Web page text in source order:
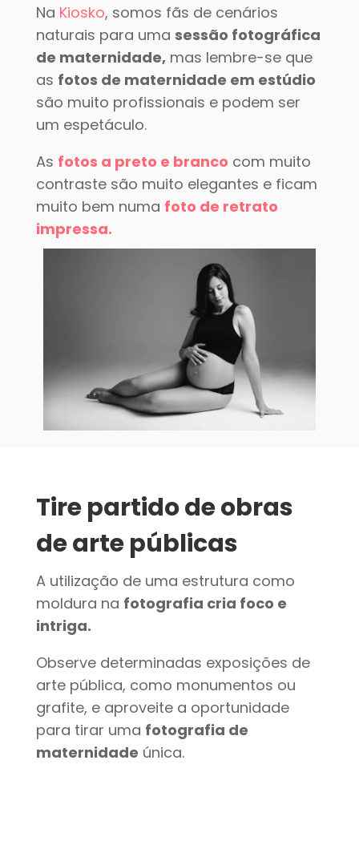
Na Kiosko, somos fãs de cenários
naturais para uma sessão fotográfica
de maternidade,mas lembre-se que
as fotos de maternidade em estúdio
são muito profissionais e podem ser
um espetáculo.
As fotos a preto e branco com muito
contraste são muito elegantes e ficam
muito bem numa foto de retrato
impressa.
Tire partido de obras
de arte públicas
A utilização de uma estrutura como
moldura na fotografia cria foco e
intriga.
Observe determinadas exposições de
arte pública, como monumentos ou
grafite, e aproveite a oportunidade
para tirar uma fotografia de
maternidade única.